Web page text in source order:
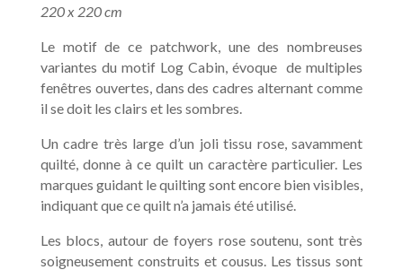
220 x 220 cm
Le motif de ce patchwork, une des nombreuses
variantes du motif Log Cabin, évoque de multiples
fenêtres ouvertes, dans des cadres alternant comme
il se doit les clairs et les sombres.
Un cadre très large d’un joli tissu rose, savamment
quilté, donne à ce quilt un caractère particulier. Les
marques guidant le quilting sont encore bien visibles,
indiquant que ce quilt n’a jamais été utilisé.
Les blocs, autour de foyers rose soutenu, sont très
soigneusement construits et cousus. Les tissus sont